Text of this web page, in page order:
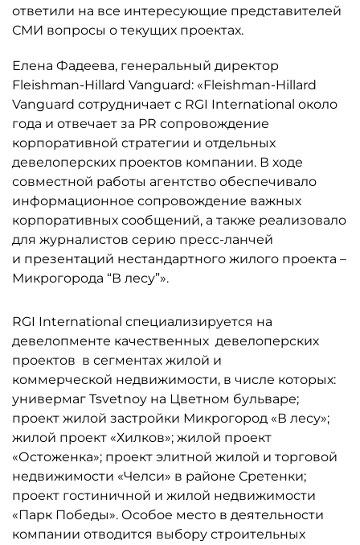
ответили на все интересующие представителей
СМИ вопросы о текущих проектах.
Елена Фадеева, генеральный директор
Fleishman-Hillard Vanguard: «Fleishman-Hillard
Vanguard сотрудничает с RGI International около
года и отвечает за PR сопровождение
корпоративной стратегии и отдельных
девелоперских проектов компании. В ходе
совместной работы агентство обеспечивало
информационное сопровождение важных
корпоративных сообщений, а также реализовало
для журналистов серию пресс-ланчей
и презентаций нестандартного жилого проекта –
Микрогорода “В лесу”».
RGI International специализируется на
девелопменте качественных девелоперских
проектов в сегментах жилой и
коммерческой недвижимости, в числе которых:
универмаг Tsvetnoy на Цветном бульваре;
проект жилой застройки Микрогород «В лесу»;
жилой проект «Хилков»; жилой проект
«Остоженка»; проект элитной жилой и торговой
недвижимости «Челси» в районе Сретенки;
проект гостиничной и жилой недвижимости
«Парк Победы». Особое место в деятельности
компании отводится выбору строительных